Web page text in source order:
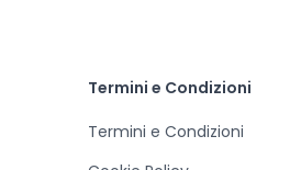
Termini e Condizioni
Termini e Condizioni